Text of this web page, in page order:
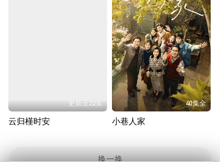
更新至22集
云归槿时安
40集全
小巷人家
换一换